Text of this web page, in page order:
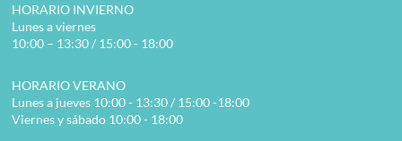
HORARIO INVIERNO
Lunes a viernes
10:00 – 13:30 / 15:00 - 18:00
HORARIO VERANO
Lunes a jueves 10:00 - 13:30 / 15:00 -18:00
Viernes y sábado 10:00 - 18:00